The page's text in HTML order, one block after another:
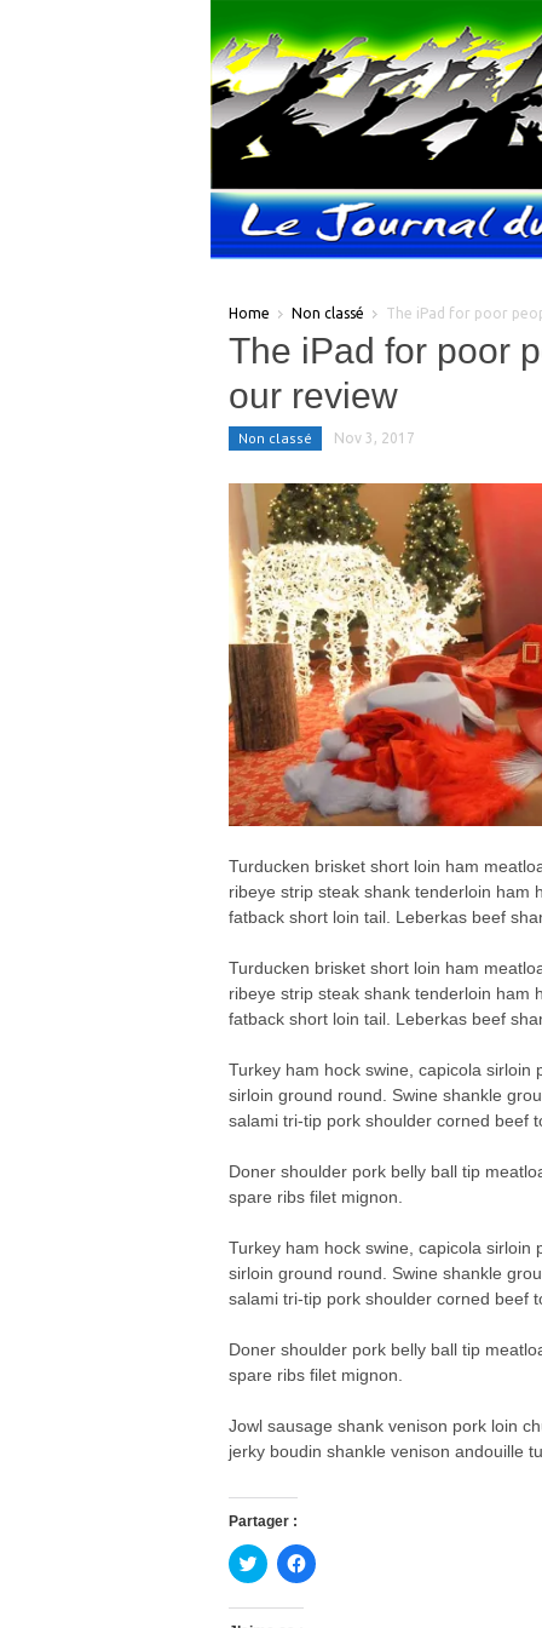
Home Non classé The iPad for poor
The iPad for poor
our review
Non classé Nov 3, 2017
Turducken brisket short loin ham
ribeye strip steak shank tenderloin ham
fatback short loin tail. Leberkas beef
Turducken brisket short loin ham
ribeye strip steak shank tenderloin ham
fatback short loin tail. Leberkas beef
Turkey ham hock swine, capicola
sirloin ground round. Swine shankle
salami tri-tip pork shoulder corned beef
Doner shoulder pork belly ball tip
spare ribs filet mignon.
Turkey ham hock swine, capicola
sirloin ground round. Swine shankle
salami tri-tip pork shoulder corned beef
Doner shoulder pork belly ball tip
spare ribs filet mignon.
Jowl sausage shank venison pork loin
jerky boudin shankle venison andouille
Partager :
C
l
q
u
C
l